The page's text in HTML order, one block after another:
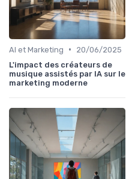
AI et Marketing •
20/06/2025
L'impact des créateurs de
musique assistés par IA sur le
marketing moderne